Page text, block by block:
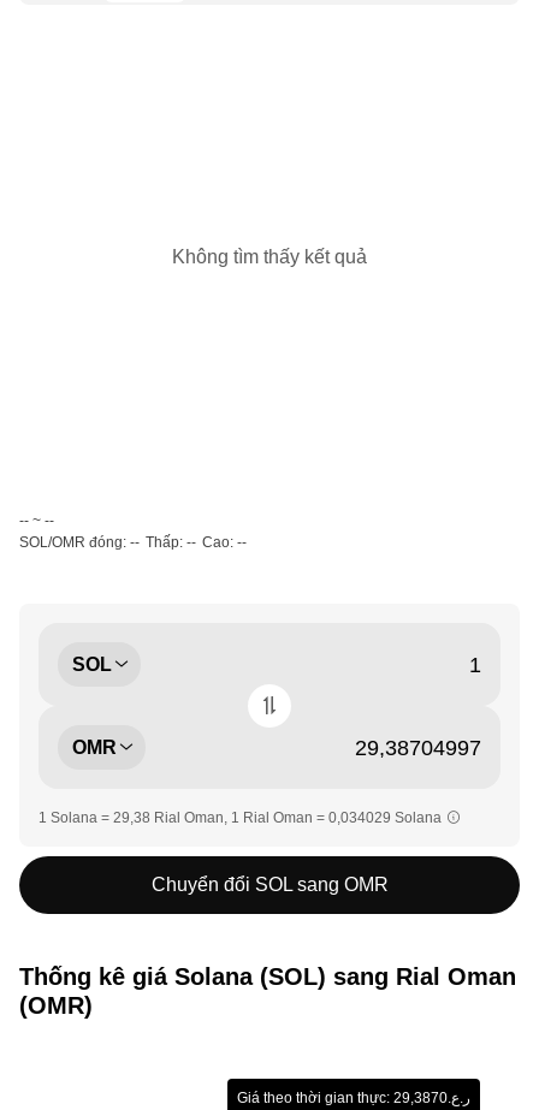
Không tìm thấy kết quả
-- ~ --
SOL/OMR đóng: -- Thấp: -- Cao: --
SOL
OMR
1 Solana = 29,38 Rial Oman, 1 Rial Oman = 0,034029 Solana
Chuyển đổi SOL sang OMR
Thống kê giá Solana (SOL) sang Rial Oman
(OMR)
Giá theo thời gian thực: ر.ع.29,3870